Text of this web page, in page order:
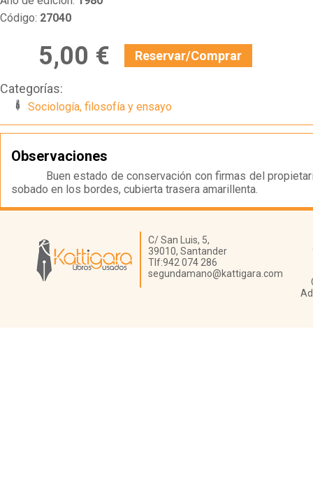
Código: 27040
5,00 € Reservar/Comprar
Categorías:
Sociología, filosofía y ensayo
Observaciones
Buen estado de conservación con firmas del
sobado en los bordes, cubierta trasera amarillenta.
Librería Kattigara
C/ San Luis, 5,
39010, Santander
Tlf:942 074 286
segundamano@kattigara.com